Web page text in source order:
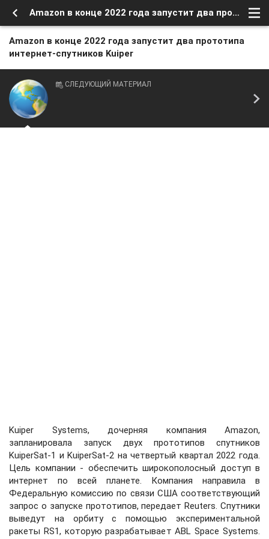
Amazon в конце 2022 года запустит два прототипа интернет-спутников Kuiper
Amazon в конце 2022 года запустит два прототипа
интернет-спутников Kuiper
СЛЕДУЮЩИЙ МАТЕРИАЛ
Kuiper Systems, дочерняя компания Amazon,
запланировала запуск двух прототипов спутников
KuiperSat-1 и KuiperSat-2 на четвертый квартал 2022 года.
Цель компании - обеспечить широкополосный доступ в
интернет по всей планете. Компания направила в
Федеральную комиссию по связи США соответствующий
запрос о запуске прототипов, передает Reuters. Спутники
выведут на орбиту с помощью экспериментальной
ракеты RS1, которую разрабатывает ABL Space Systems.